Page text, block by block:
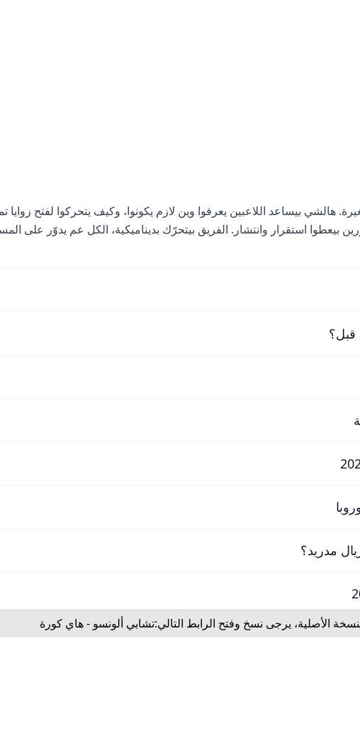
هالشي بيساعد اللاعبين يعرفوا وين لازم يكونوا، وكيف يتحركوا لفتح زوايا
في 3 بالخلف ومعهم محورين بيعطوا استقرار وانتشار. الفريق بيتحرّك بديناميكية، الكل عم يدوّر على
قبل؟
مدريد؟
الأصلية، يرجى نسخ وفتح الرابط التالي:تشابي ألونسو - هاي كورة